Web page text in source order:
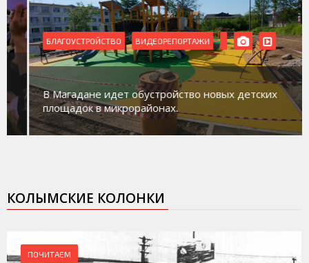
БЛАГОУСТРОЙСТВО ВИДЕОРЕПОРТАЖИ
В Магадане идет обустройство новых детских
площадок в микрорайонах.
КОЛЫМСКИЕ КОЛОНКИ
ПОЧИТАЕМ